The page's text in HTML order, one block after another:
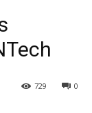
0
729